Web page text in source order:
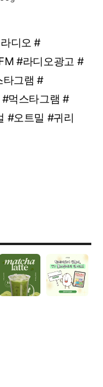
디오 #
#라디오광고 #
타그램 #
먹스타그램 #
#오트밀 #귀리